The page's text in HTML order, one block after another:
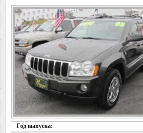
Год выпуска: